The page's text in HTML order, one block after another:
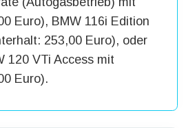
Euro), BMW 116i Edition
253,00 Euro), oder
120 VTi Access mit
Euro).